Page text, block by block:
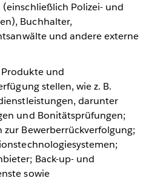
Polizei- und
Buchhalter,
und andere externe
und
stellen, wie z. B.
darunter
und Bonitätsprüfungen;
zur Bewerberrückverfolgung;
Back-up- und
sowie